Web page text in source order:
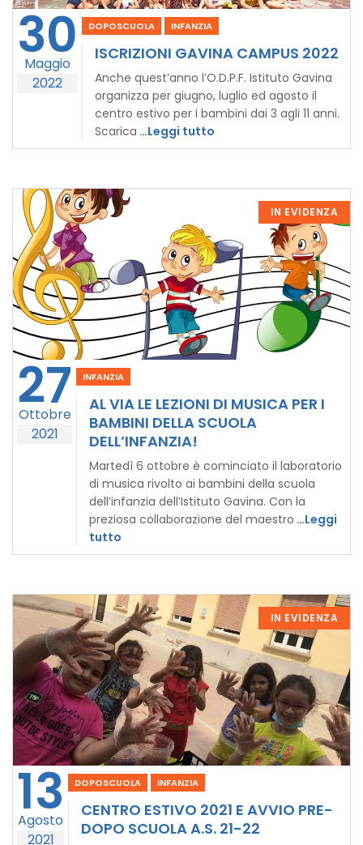
30
Maggio
2022
DOPOSCUOLA INFANZIA
ISCRIZIONI GAVINA CAMPUS 2022
Anche quest’anno l’O.D.P.F. Istituto Gavina
organizza per giugno, luglio ed agosto il
centro estivo per i bambini dai 3 agli 11 anni.
Scarica …Leggi tutto
IN EVIDENZA
27
Ottobre
2021
INFANZIA
AL VIA LE LEZIONI DI MUSICA PER I
BAMBINI DELLA SCUOLA
DELL’INFANZIA!
Martedì 6 ottobre è cominciato il laboratorio
di musica rivolto ai bambini della scuola
dell’infanzia dell’Istituto Gavina. Con la
preziosa collaborazione del maestro …Leggi
tutto
IN EVIDENZA
13
Agosto
2021
DOPOSCUOLA INFANZIA
CENTRO ESTIVO 2021 E AVVIO PRE-
DOPO SCUOLA A.S. 21-22